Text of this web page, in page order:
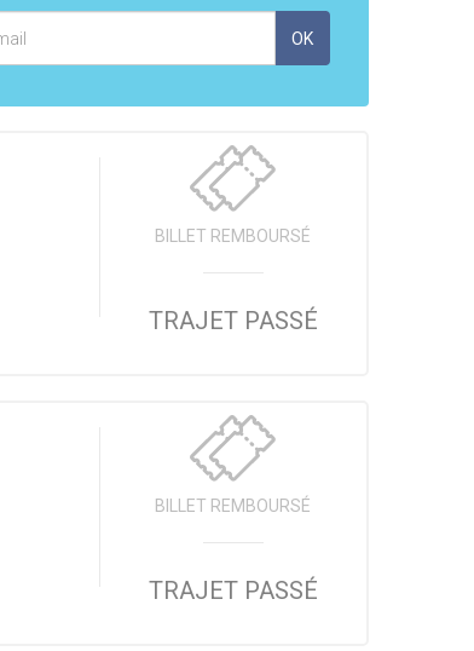
OK
BILLET REMBOURSÉ
TRAJET PASSÉ
BILLET REMBOURSÉ
TRAJET PASSÉ